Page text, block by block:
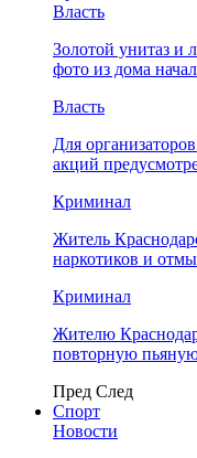
Власть
​Золотой унитаз и
фото из дома
Власть
Для
акций
Криминал
Житель
наркотиков и
Криминал
Жителю
повторную
Пред След
Спорт
Новости